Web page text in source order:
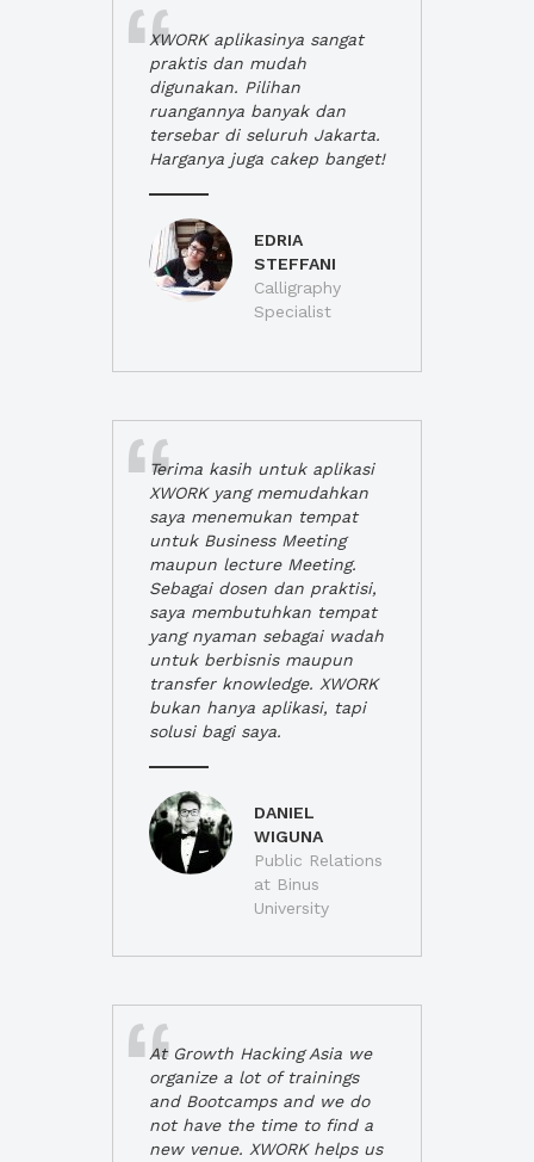
XWORK aplikasinya sangat
praktis dan mudah
digunakan. Pilihan
ruangannya banyak dan
tersebar di seluruh Jakarta.
Harganya juga cakep banget!
EDRIA
STEFFANI
Calligraphy
Specialist
Terima kasih untuk aplikasi
XWORK yang memudahkan
saya menemukan tempat
untuk Business Meeting
maupun lecture Meeting.
Sebagai dosen dan praktisi,
saya membutuhkan tempat
yang nyaman sebagai wadah
untuk berbisnis maupun
transfer knowledge. XWORK
bukan hanya aplikasi, tapi
solusi bagi saya.
DANIEL
WIGUNA
Public Relations
at Binus
University
At Growth Hacking Asia we
organize a lot of trainings
and Bootcamps and we do
not have the time to find a
new venue. XWORK helps us